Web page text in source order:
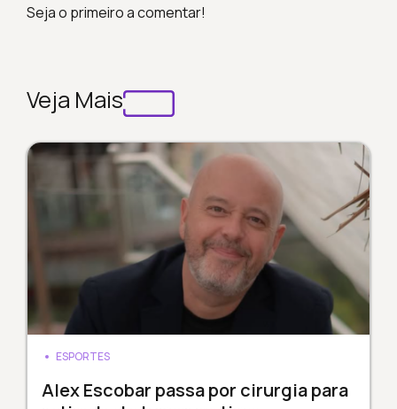
Seja o primeiro a comentar!
Veja Mais
ESPORTES
Alex Escobar passa por cirurgia para